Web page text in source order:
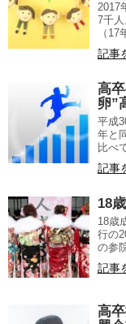
2017
7千
（
記事
高
卵”
平成
年と
比べ
記事
18
18歳
行の
の参
記事
高